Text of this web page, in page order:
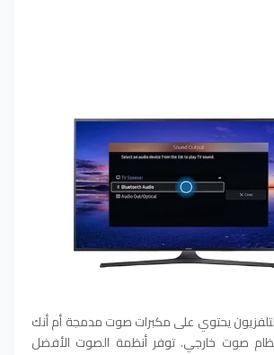
يحتوي على مكبرات صوت مدمجة أم أنك
صوت خارجي. توفر أنظمة الصوت الأفضل